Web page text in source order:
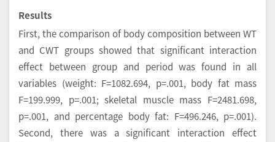
Results
First, the comparison of body composition between WT
and CWT groups showed that significant interaction
effect between group and period was found in all
variables (weight: F=1082.694, p=.001, body fat mass
F=199.999, p=.001; skeletal muscle mass F=2481.698,
p=.001, and percentage body fat: F=496.246, p=.001).
Second, there was a significant interaction effect